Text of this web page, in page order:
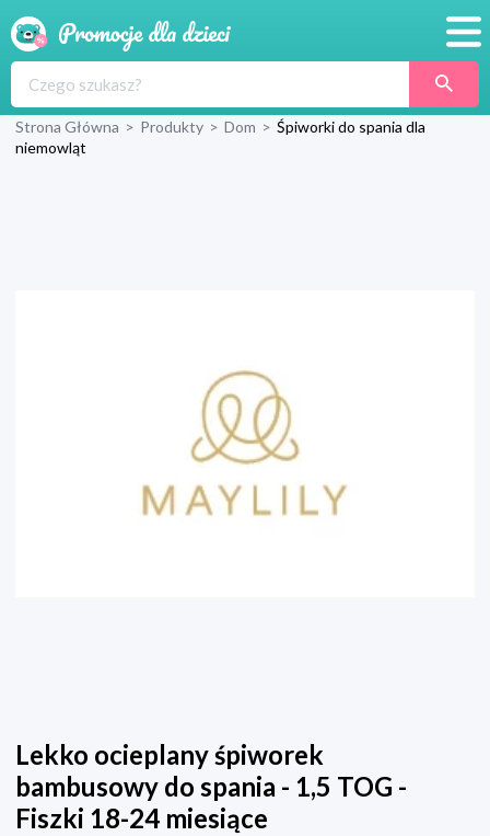
Produkty
Strona Główna > Produkty > Dom > Śpiworki do spania dla
niemowląt
Lekko ocieplany śpiworek
bambusowy do spania - 1,5 TOG -
Fiszki 18-24 miesiące